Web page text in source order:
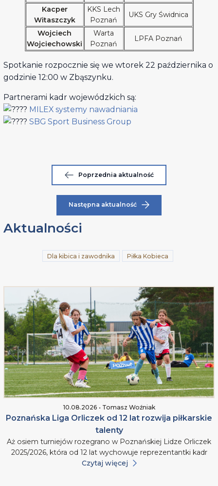
Kacper
Witaszczyk
KKS Lech
Poznań
UKS Gry Świdnica
Wojciech
Wojciechowski
Warta
Poznań
LPFA Poznań
Spotkanie rozpocznie się we wtorek 22 października o
godzinie 12:00 w Zbąszynku.
Partnerami kadr wojewódzkich są:
MILEX systemy nawadniania
SBG Sport Business Group
Poprzednia aktualność
Następna aktualność
Aktualności
Dla kibica i zawodnika Piłka Kobieca
10.08.2026 • Tomasz Woźniak
Poznańska Liga Orliczek od 12 lat rozwija piłkarskie
talenty
Aż osiem turniejów rozegrano w Poznańskiej Lidze Orliczek
2025/2026, która od 12 lat wychowuje reprezentantki kadr
Czytaj więcej